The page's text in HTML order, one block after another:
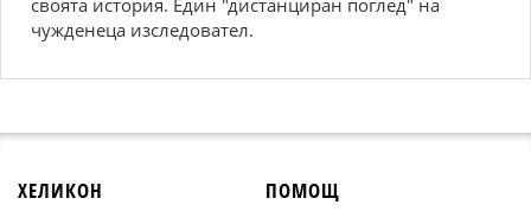
своята история. Един "дистанциран поглед" на
чужденеца изследовател.
ХЕЛИКОН ПОМОЩ